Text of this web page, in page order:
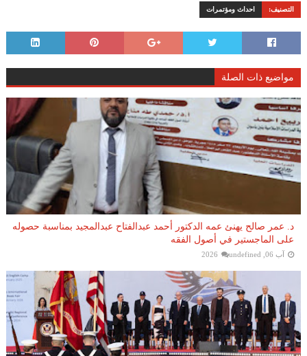
التصنيف: احداث ومؤتمرات
مواضيع ذات الصلة
د. عمر صالح يهنئ عمه الدكتور أحمد عبدالفتاح عبدالمجيد بمناسبة حصوله
على الماجستير في أصول الفقه
آب 06, 2026 undefined